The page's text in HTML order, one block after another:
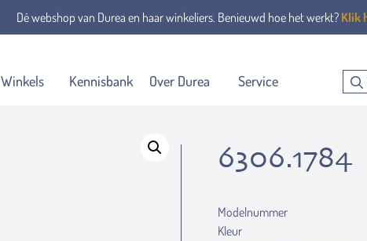
Dé webshop van Durea en haar winkeliers. Benieuwd hoe het werkt? Klik
Winkels Kennisbank Over Durea Service
6306.1784
Modelnummer
Kleur